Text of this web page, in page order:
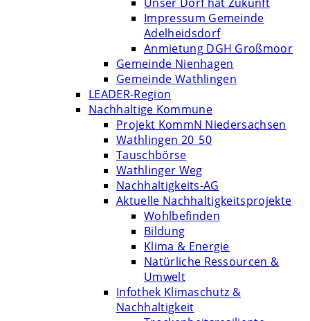
Impressum Gemeinde
Adelheidsdorf
Anmietung DGH Großmoor
Gemeinde Nienhagen
Gemeinde Wathlingen
LEADER-Region
Nachhaltige Kommune
Projekt KommN Niedersachsen
Wathlingen 20_50
Tauschbörse
Wathlinger Weg
Nachhaltigkeits-AG
Aktuelle Nachhaltigkeitsprojekte
Wohlbefinden
Bildung
Klima & Energie
Natürliche Ressourcen &
Umwelt
Infothek Klimaschutz &
Nachhaltigkeit